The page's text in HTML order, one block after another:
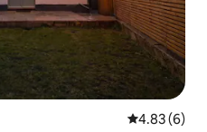
平均评分
4.83 (6)